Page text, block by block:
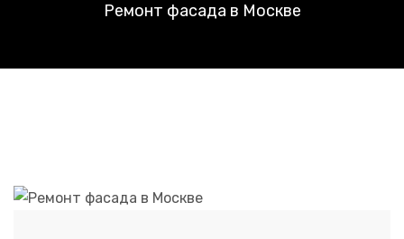
Ремонт фасада в Москве